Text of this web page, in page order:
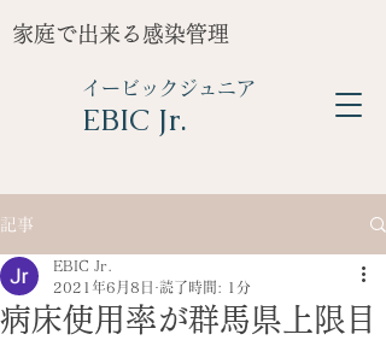
家庭で出来る感染管理
イービックジュニア
​EBIC Jr.
記事
病床使用率が群馬県上限目
EBIC Jr.
2021年6月8日
読了時間: 1分